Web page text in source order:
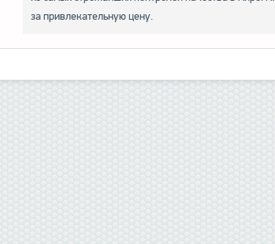
за привлекательную цену.